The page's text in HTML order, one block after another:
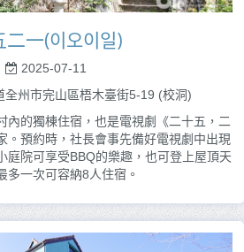
二一(이오이일)
2025-07-11
全州市完山區梧木臺街5-19 (校洞)
內的獨棟住宿，也是電視劇《二十五，二
。預約時，社長會事先備好電視劇中出現
庭院可享受BBQ的樂趣，也可登上屋頂天
多一次可容納8人住宿。